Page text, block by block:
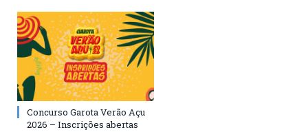
Concurso Garota Verão Açu
2026 – Inscrições abertas